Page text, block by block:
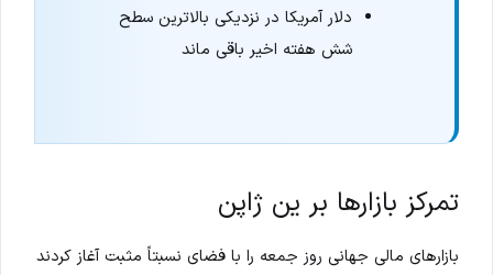
دلار آمریکا در نزدیکی بالاترین سطح
شش هفته اخیر باقی ماند
تمرکز بازارها بر ین ژاپن
بازارهای مالی جهانی روز جمعه را با فضای نسبتاً مثبت آغاز کردند